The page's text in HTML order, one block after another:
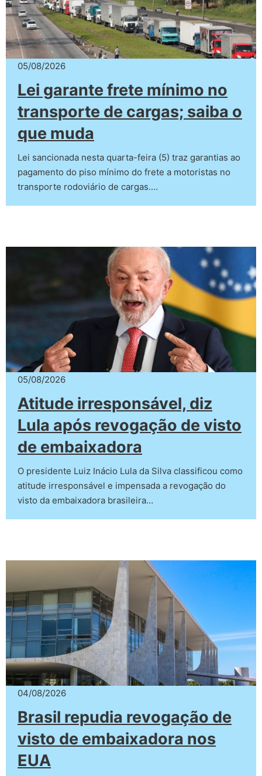
05/08/2026
Lei garante frete mínimo no
transporte de cargas; saiba o
que muda
Lei sancionada nesta quarta-feira (5) traz garantias ao
pagamento do piso mínimo do frete a motoristas no
transporte rodoviário de cargas.…
05/08/2026
Atitude irresponsável, diz
Lula após revogação de visto
de embaixadora
O presidente Luiz Inácio Lula da Silva classificou como
atitude irresponsável e impensada a revogação do
visto da embaixadora brasileira…
04/08/2026
Brasil repudia revogação de
visto de embaixadora nos
EUA